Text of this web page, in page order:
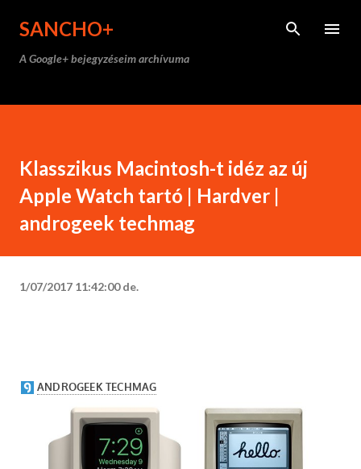
SANCHO+
A Google+ bejegyzéseim archívuma
Klasszikus Macintosh-t idéz az új
Apple Watch tartó | Hardver |
androgeek techmag
1/07/2017 11:42:00 de.